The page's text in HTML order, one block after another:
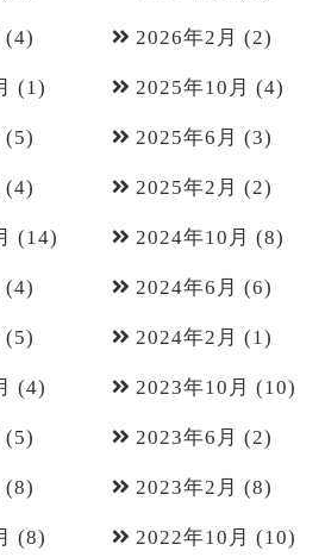
(4) 2026年2月 (2)
(1) 2025年10月 (4)
(5) 2025年6月 (3)
(4) 2025年2月 (2)
(14) 2024年10月 (8)
(4) 2024年6月 (6)
(5) 2024年2月 (1)
(4) 2023年10月 (10)
(5) 2023年6月 (2)
(8) 2023年2月 (8)
(8) 2022年10月 (10)